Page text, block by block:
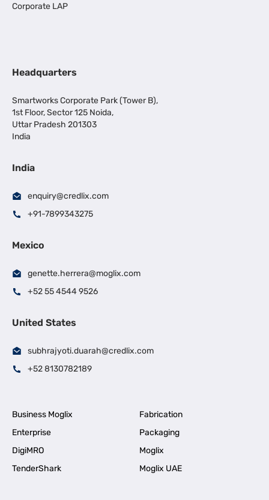
Corporate LAP
Headquarters
Smartworks Corporate Park (Tower B),
1st Floor, Sector 125 Noida,
Uttar Pradesh 201303
India
India
enquiry@credlix.com
+91-7899343275
Mexico
genette.herrera@moglix.com
+52 55 4544 9526
United States
subhrajyoti.duarah@credlix.com
+52 8130782189
Business Moglix
Fabrication
Enterprise
Packaging
DigiMRO
Moglix
TenderShark
Moglix UAE